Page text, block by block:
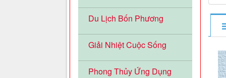
Du Lịch Bốn Phương
Giải Nhiệt Cuộc Sống
Phong Thủy Ứng Dụng